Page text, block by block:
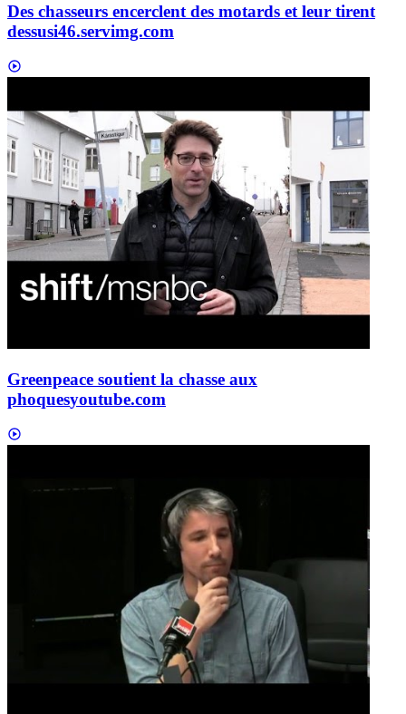
Des chasseurs encerclent des motards et leur tirent
dessusi46.servimg.com
Greenpeace soutient la chasse aux
phoquesyoutube.com